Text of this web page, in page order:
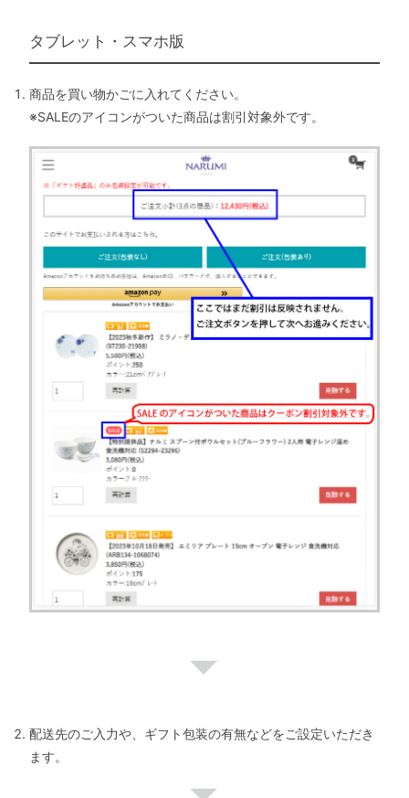
タブレット・スマホ版
商品を買い物かごに入れてください。
※SALEのアイコンがついた商品は割引対象外です。
配送先のご入力や、ギフト包装の有無などをご設定いただき
ます。